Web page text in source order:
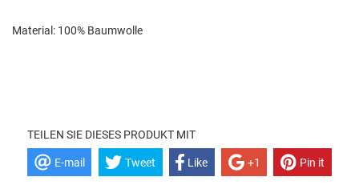
Material: 100% Baumwolle
TEILEN SIE DIESES PRODUKT MIT
E-mail Tweet Like +1 Pin it